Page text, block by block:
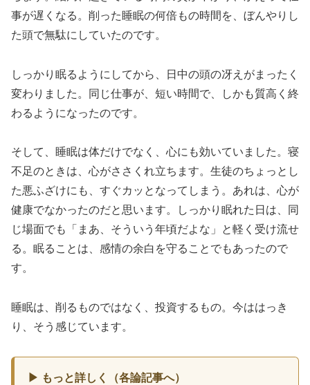
事が遅くなる。削った睡眠の何倍もの時間を、ぼんやりし
た頭で無駄にしていたのです。
しっかり眠るようにしてから、日中の頭の冴えがまったく
変わりました。同じ仕事が、短い時間で、しかも質高く終
わるようになったのです。
そして、睡眠は体だけでなく、心にも効いていました。寝
不足のときは、心がささくれ立ちます。生徒のちょっとし
た悪ふざけにも、すぐカッとなってしまう。あれは、心が
健康でなかったのだと思います。しっかり眠れた日は、同
じ場面でも「まあ、そういう年頃だよな」と軽く受け流せ
る。眠ることは、感情の余白を守ることでもあったので
す。
睡眠は、削るものではなく、投資するもの。今ははっき
り、そう感じています。
▶ もっと詳しく（各論記事へ）